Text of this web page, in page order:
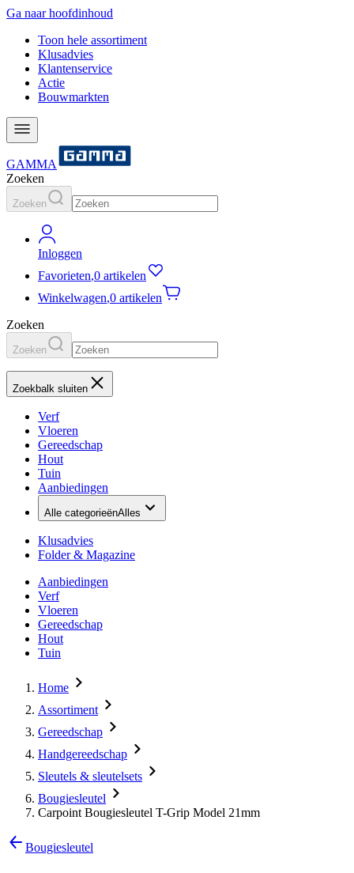
Ga naar hoofdinhoud
Toon hele assortiment
Klusadvies
Klantenservice
Actie
Bouwmarkten
GAMMA
Zoeken
Zoeken
Inloggen
Favorieten,0 artikelen
Winkelwagen,0 artikelen
Zoeken
Zoeken
Zoekbalk sluiten
Verf
Vloeren
Gereedschap
Hout
Tuin
Aanbiedingen
Alle categorieënAlles
Klusadvies
Folder & Magazine
Aanbiedingen
Verf
Vloeren
Gereedschap
Hout
Tuin
Home
Assortiment
Gereedschap
Handgereedschap
Sleutels & sleutelsets
Bougiesleutel
Carpoint Bougiesleutel T-Grip Model 21mm
Bougiesleutel